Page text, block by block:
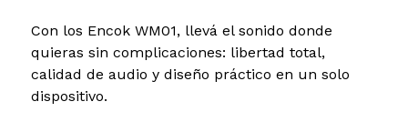
Con los Encok WM01, llevá el sonido donde
quieras sin complicaciones: libertad total,
calidad de audio y diseño práctico en un solo
dispositivo.